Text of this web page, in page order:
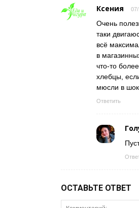
Ксения
Очень
таки
всё
в
что-то
хлебцы,
мюсли в
Ответить
ОСТАВЬТЕ ОТВЕТ